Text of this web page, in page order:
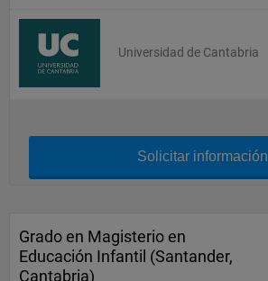
Universidad de Cantabria
Solicitar información
Grado en Magisterio en
Educación Infantil (Santander,
Cantabria)